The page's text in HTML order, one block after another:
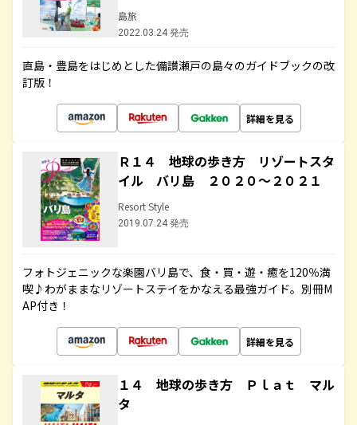
島旅
2022.03.24 発売
直島・豊島をはじめとした備讃瀬戸の島々のガイドブックの改
訂版！
詳細を見る
Ｒ１４ 地球の歩き方 リゾートスタ
イル バリ島 ２０２０～２０２１
Resort Style
2019.07.24 発売
フォトジェニックな楽園バリ島で、食・買・遊・癒を120％満
喫♪わがままなリゾートステイをかなえる最強ガイド。別冊M
AP付き！
詳細を見る
１４ 地球の歩き方 Ｐｌａｔ マル
タ